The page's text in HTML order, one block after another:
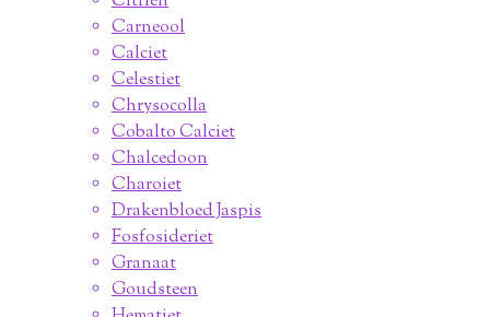
Carneool
Calciet
Celestiet
Chrysocolla
Cobalto Calciet
Chalcedoon
Charoiet
Drakenbloed Jaspis
Fosfosideriet
Granaat
Goudsteen